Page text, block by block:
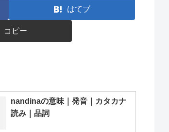
はてブ
コピー
nandinaの意味｜発音｜カタカナ
読み｜品詞